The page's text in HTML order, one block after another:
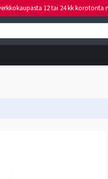
12 tai 24 kk korotonta